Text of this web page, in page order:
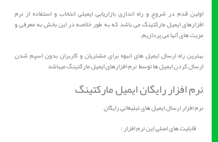
اولین قدم در شروع و راه اندازی بازاریابی ایمیلی انتخاب و استفاده از نرم
افزارهای ایمیل مارکتینگ می باشد که به طور خلاصه در این بخش به معرفی و
مزیت های آنها می پردازیم.
بهترین راه ارسال ایمیل های انبوه برای مشتریان و کاربران بدون اسپم شدن
ارسال کردن ایمیل ها توسط نرم افزارهای ایمیل مارکتینگ میباشد
نرم افزار رایگان ایمیل مارکتینگ
نرم افزار ارسال ایمیل های تبلیغاتی رایگان
قابلیت های اصلی این نرم افزار :